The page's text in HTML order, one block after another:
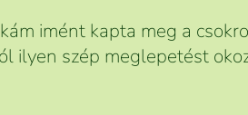
imént kapta meg a
ilyen szép meglepetést